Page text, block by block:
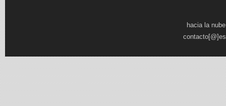
hacia la